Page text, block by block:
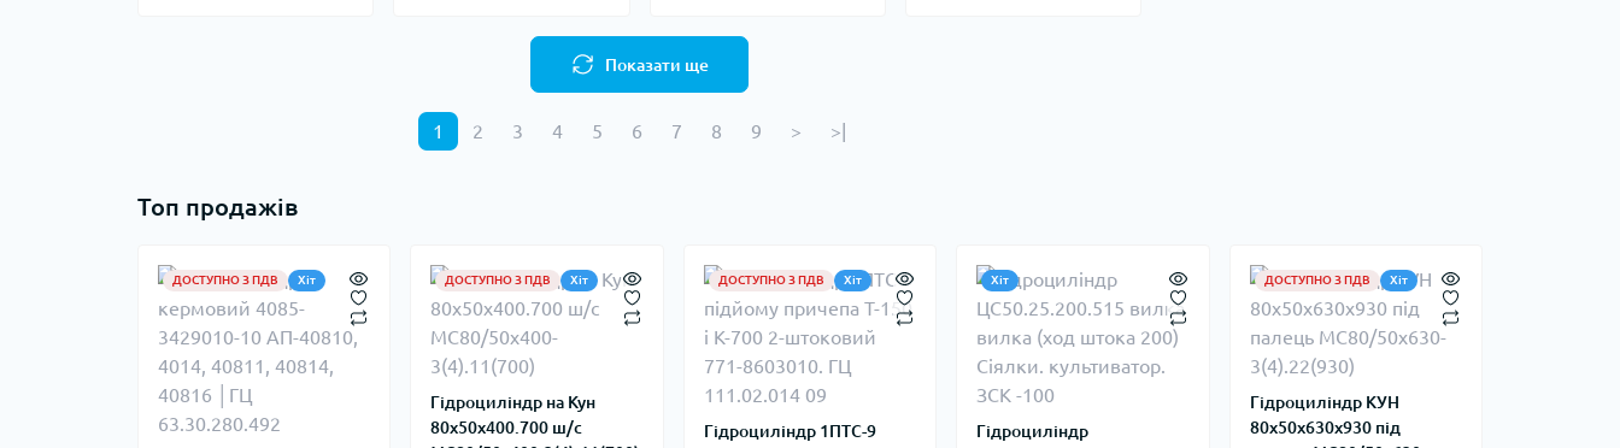
Показати ще
1 2 3 4 5 6 7 8 9 > >|
Топ продажів
ДОСТУПНО З ПДВ Хіт ДОСТУПНО З ПДВ Хіт
Гідроциліндр на Кун
80х50х400.700 ш/с
ДОСТУПНО З ПДВ Хіт
Гідроциліндр 1ПТС-9
Хіт
Гідроциліндр
ДОСТУПНО З ПДВ Хіт
Гідроциліндр КУН
80х50х630х930 під